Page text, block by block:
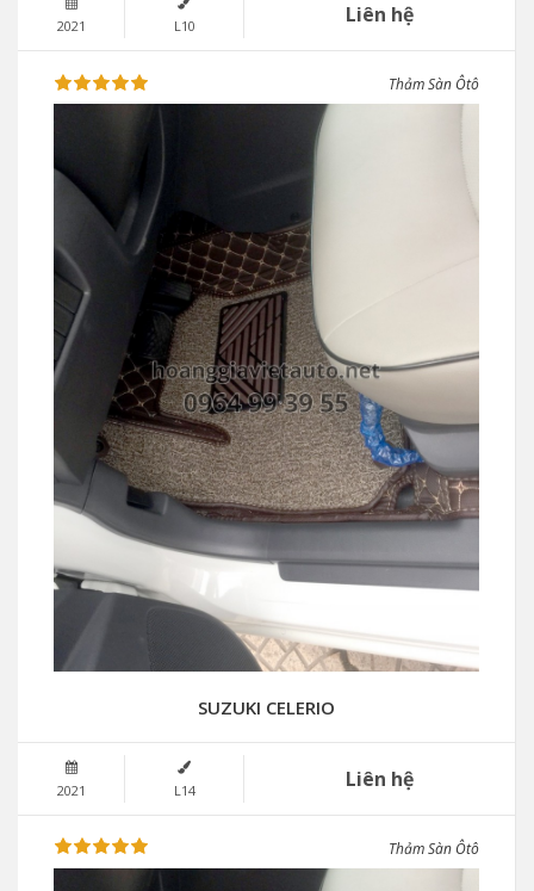
2021 L10 Liên hệ
Thảm Sàn Ôtô
SUZUKI CELERIO
2021 L14 Liên hệ
Thảm Sàn Ôtô